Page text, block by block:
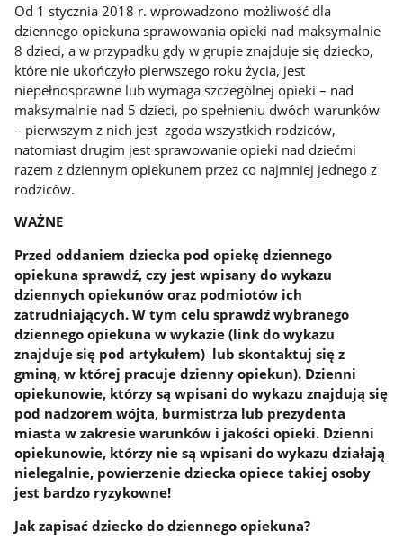
Od 1 stycznia 2018 r. wprowadzono możliwość dla
dziennego opiekuna sprawowania opieki nad maksymalnie
8 dzieci, a w przypadku gdy w grupie znajduje się dziecko,
które nie ukończyło pierwszego roku życia, jest
niepełnosprawne lub wymaga szczególnej opieki – nad
maksymalnie nad 5 dzieci, po spełnieniu dwóch warunków
– pierwszym z nich jest zgoda wszystkich rodziców,
natomiast drugim jest sprawowanie opieki nad dziećmi
razem z dziennym opiekunem przez co najmniej jednego z
rodziców.
WAŻNE
Przed oddaniem dziecka pod opiekę dziennego
opiekuna sprawdź, czy jest wpisany do wykazu
dziennych opiekunów oraz podmiotów ich
zatrudniających. W tym celu sprawdź wybranego
dziennego opiekuna w wykazie (link do wykazu
znajduje się pod artykułem) lub skontaktuj się z
gminą, w której pracuje dzienny opiekun). Dzienni
opiekunowie, którzy są wpisani do wykazu znajdują się
pod nadzorem wójta, burmistrza lub prezydenta
miasta w zakresie warunków i jakości opieki. Dzienni
opiekunowie, którzy nie są wpisani do wykazu działają
nielegalnie, powierzenie dziecka opiece takiej osoby
jest bardzo ryzykowne!
Jak zapisać dziecko do dziennego opiekuna?